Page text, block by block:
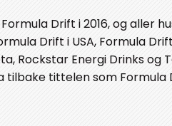
Drift i 2016, og aller
Drift i USA, Formula
Rockstar Energi Drinks og
tilbake tittelen som Formula